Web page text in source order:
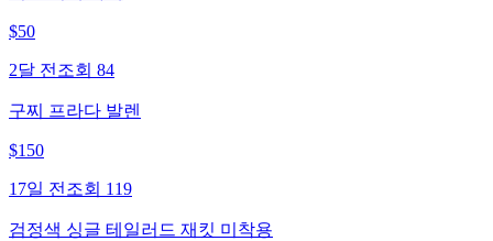
$50
2달 전 조회 84
구찌 프라다 발렌
$150
17일 전 조회 119
검정색 싱글 테일러드 재킷 미착용